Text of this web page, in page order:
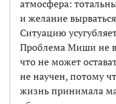
атмосфера:
и желание
Ситуацию
Проблема Миши не в
что не может
не научен, потому
жизнь принимала